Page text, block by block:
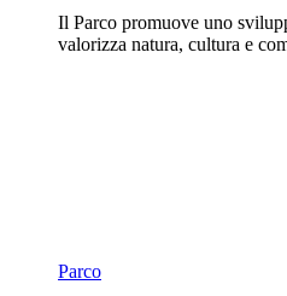
Il Parco promuove uno
valorizza natura, cultura e
Parco